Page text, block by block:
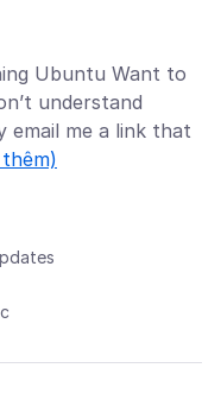
Ubuntu Want to
understand
email me a link that